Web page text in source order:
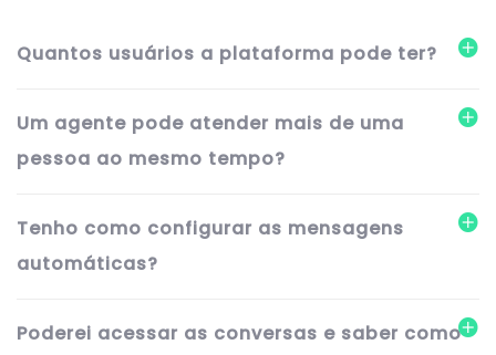
Quantos usuários a plataforma pode ter?
Um agente pode atender mais de uma
pessoa ao mesmo tempo?
Tenho como configurar as mensagens
automáticas?
Poderei acessar as conversas e saber como